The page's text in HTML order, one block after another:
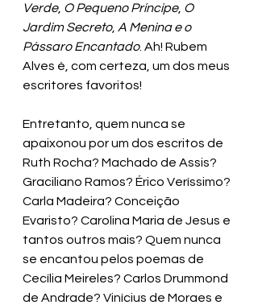
Verde, O Pequeno Príncipe, O
Jardim Secreto, A Menina e o
Pássaro Encantado. Ah! Rubem
Alves é, com certeza, um dos meus
escritores favoritos!
Entretanto, quem nunca se
apaixonou por um dos escritos de
Ruth Rocha? Machado de Assis?
Graciliano Ramos? Érico Veríssimo?
Carla Madeira? Conceição
Evaristo? Carolina Maria de Jesus e
tantos outros mais? Quem nunca
se encantou pelos poemas de
Cecília Meireles? Carlos Drummond
de Andrade? Vinícius de Moraes e